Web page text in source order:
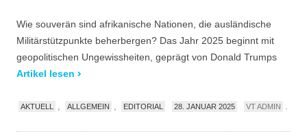
Wie souverän sind afrikanische Nationen, die ausländische
Militärstützpunkte beherbergen? Das Jahr 2025 beginnt mit
geopolitischen Ungewissheiten, geprägt von Donald Trumps
Artikel lesen
AKTUELL ALLGEMEIN EDITORIAL 28. JANUAR 2025 VT ADMIN